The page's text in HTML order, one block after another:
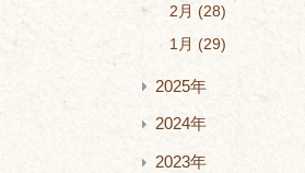
2月
28
1月
29
2025年
2024年
2023年